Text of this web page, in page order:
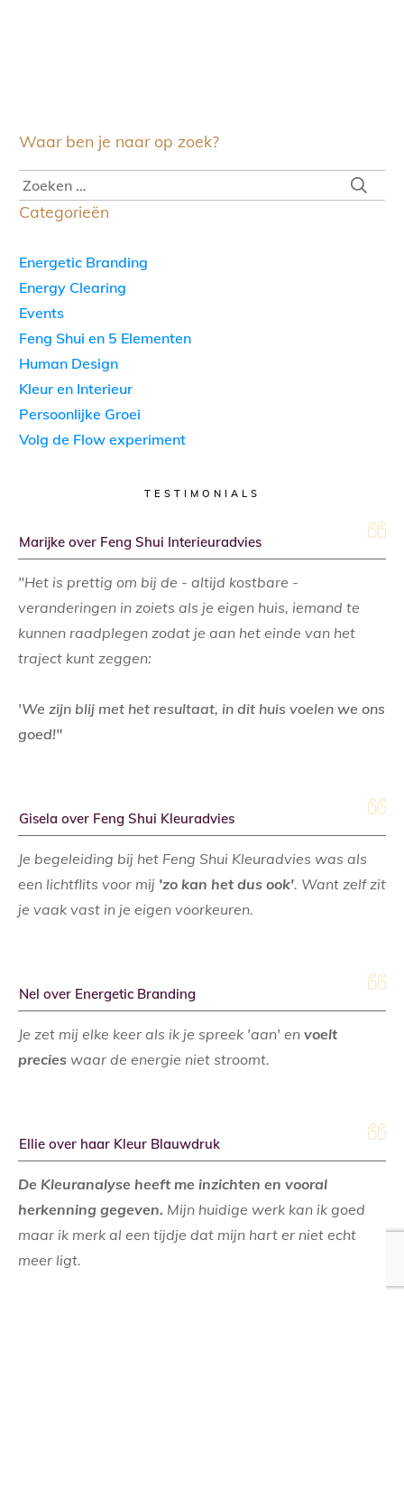
Waar ben je naar op zoek?
Categorieën
Energetic Branding
Energy Clearing
Events
Feng Shui en 5 Elementen
Human Design
Kleur en Interieur
Persoonlijke Groei
Volg de Flow experiment
TESTIMONIALS
Marijke over Feng Shui Interieuradvies
"Het is prettig om bij de - altijd kostbare -
veranderingen in zoiets als je eigen huis, iemand te
kunnen raadplegen zodat je aan het einde van het
traject kunt zeggen:
'We zijn blij met het resultaat, in dit huis voelen we ons
goed!"
Gisela over Feng Shui Kleuradvies
Je begeleiding bij het Feng Shui Kleuradvies was als
een lichtflits voor mij 'zo kan het dus ook'. Want zelf zit
je vaak vast in je eigen voorkeuren.
Nel over Energetic Branding
Je zet mij elke keer als ik je spreek 'aan' en voelt
precies waar de energie niet stroomt.
Ellie over haar Kleur Blauwdruk
De Kleuranalyse heeft me inzichten en vooral
herkenning gegeven. Mijn huidige werk kan ik goed
maar ik merk al een tijdje dat mijn hart er niet echt
meer ligt.